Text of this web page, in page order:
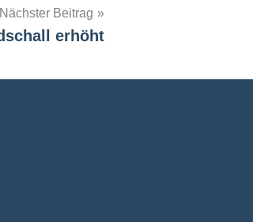
Nächster Beitrag
erhöht